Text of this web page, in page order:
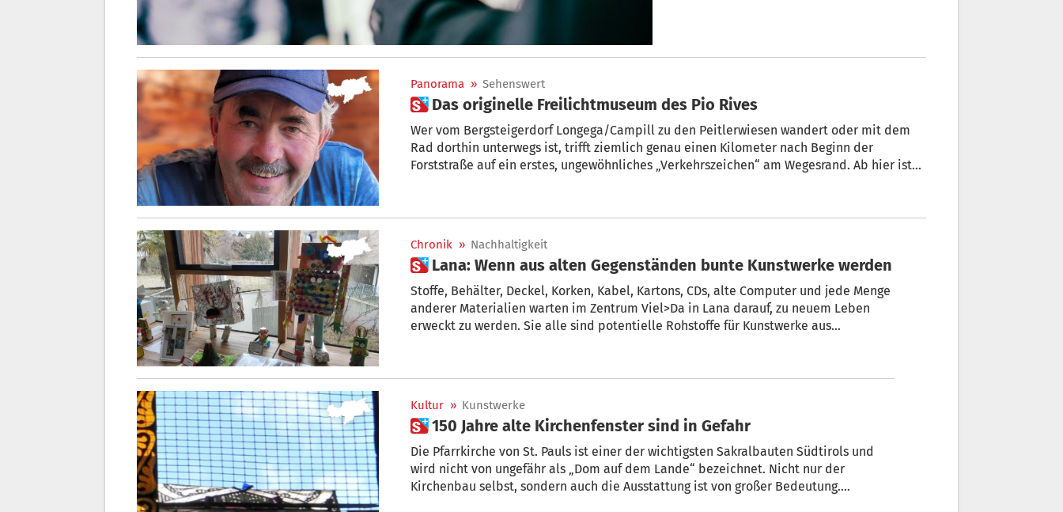
Panorama » Sehenswert
 Das originelle Freilichtmuseum des Pio Rives
Wer vom Bergsteigerdorf Longega/Campill zu den Peitlerwiesen wandert oder mit dem
Rad dorthin unterwegs ist, trifft ziemlich genau einen Kilometer nach Beginn der
Forststraße auf ein erstes, ungewöhnliches „Verkehrszeichen“ am Wegesrand. Ab hier ist
Chronik » Nachhaltigkeit
 Lana: Wenn aus alten Gegenständen bunte Kunstwerke werden
Stoffe, Behälter, Deckel, Korken, Kabel, Kartons, CDs, alte Computer und jede Menge
anderer Materialien warten im Zentrum Viel>Da in Lana darauf, zu neuem Leben
erweckt zu werden. Sie alle sind potentielle Rohstoffe für Kunstwerke aus
und dürfen das, was sonst im Müll landen würde, zum Mittelpunkt ihrer eigenen
Kultur » Kunstwerke
 150 Jahre alte Kirchenfenster sind in Gefahr
Die Pfarrkirche von St. Pauls ist einer der wichtigsten Sakralbauten Südtirols und
wird nicht von ungefähr als „Dom auf dem Lande“ bezeichnet. Nicht nur der
Kirchenbau selbst, sondern auch die Ausstattung ist von großer Bedeutung.